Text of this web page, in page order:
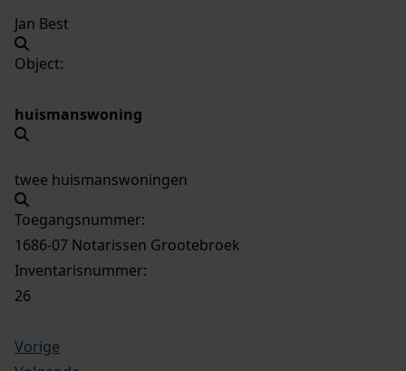
Jan Best
Object:
huismanswoning
twee huismanswoningen
Toegangsnummer:
1686-07 Notarissen Grootebroek
Inventarisnummer:
26
Vorige